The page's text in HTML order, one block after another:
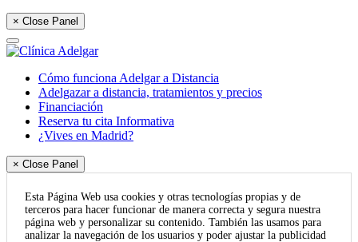
× Close Panel
Cómo funciona Adelgar a Distancia
Adelgazar a distancia, tratamientos y precios
Financiación
Reserva tu cita Informativa
¿Vives en Madrid?
× Close Panel
Esta Página Web usa cookies y otras tecnologías propias y de
terceros para hacer funcionar de manera correcta y segura nuestra
página web y personalizar su contenido. También las usamos para
analizar la navegación de los usuarios y poder ajustar la publicidad